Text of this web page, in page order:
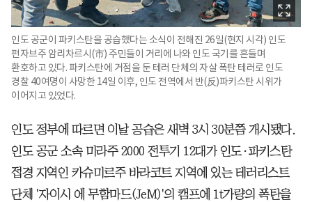
인도 공군이 파키스탄을 공습했다는 소식이 전해진 26일(현지 시각) 인도
펀자브주 암리차르시(市) 주민들이 거리에 나와 인도 국기를 흔들며
환호하고 있다. 파키스탄에 거점을 둔 테러 단체의 자살 폭탄 테러로 인도
경찰 40여명이 사망한 14일 이후, 인도 전역에서 반(反)파키스탄 시위가
이어지고 있었다.
인도 정부에 따르면 이날 공습은 새벽 3시 30분쯤 개시됐다.
인도 공군 소속 미라주 2000 전투기 12대가 인도·파키스탄
접경 지역인 카슈미르주 바라코트 지역에 있는 테러리스트
단체 '자이시 에 무함마드(JeM)'의 캠프에 1t가량의 폭탄을